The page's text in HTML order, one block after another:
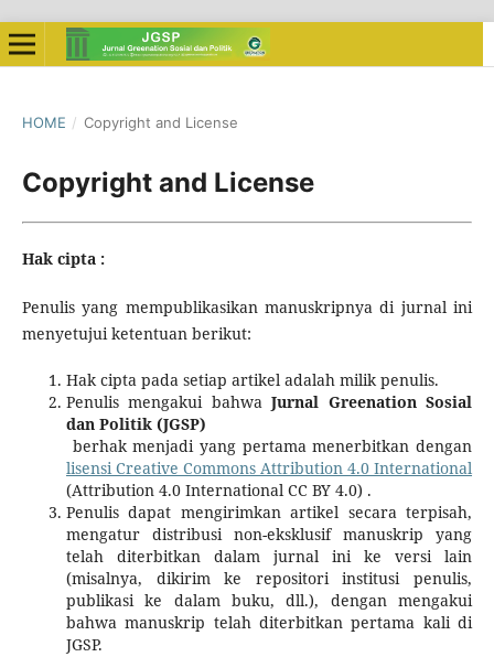
HOME / Copyright and License
Copyright and License
Hak cipta :
Penulis yang mempublikasikan manuskripnya di jurnal ini
menyetujui ketentuan berikut:
Hak cipta pada setiap artikel adalah milik penulis.
Penulis mengakui bahwaJurnal Greenation Sosial
dan Politik (JGSP)
berhak menjadi yang pertama menerbitkan dengan
lisensi Creative Commons Attribution 4.0 International
(Attribution 4.0 International CC BY 4.0) .
Penulis dapat mengirimkan artikel secara terpisah,
mengatur distribusi non-eksklusif manuskrip yang
telah diterbitkan dalam jurnal ini ke versi lain
(misalnya, dikirim ke repositori institusi penulis,
publikasi ke dalam buku, dll.), dengan mengakui
bahwa manuskrip telah diterbitkan pertama kali di
JGSP.